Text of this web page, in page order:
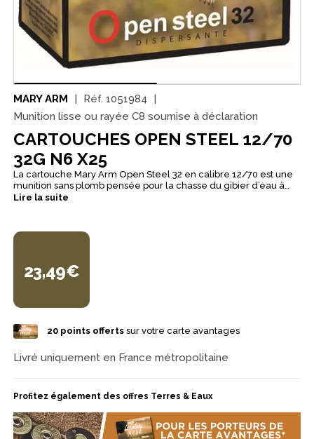
MARY ARM Réf. 1051984
Munition lisse ou rayée C8 soumise à déclaration
CARTOUCHES OPEN STEEL 12/70
32G N6 X25
La cartouche Mary Arm Open Steel 32 en calibre 12/70 est une
munition sans plomb pensée pour la chasse du gibier d’eau à
courte distance. Cette cartouche de substitut HP se distingue par
des oiseaux levés près du poste ou dans des configurations de
tir rapproché. Son chargement de 32 g d’acier associé à une
d’obtenir une dispersion supérieure à celle d’une cartouche
acier classique de même charge. Mary Arm la destine
poses rapprochées. Fabriquée en France, l’Open Steel 32
technique, pensée pour offrir une réponse rapide sur le gibier
d’eau dans les actions de chasse les plus vives. Une solution très
pertinente pour ceux qui privilégient une cartouche acier
dispersante efficace en milieu humide.
Lire la suite
23,49€
20points offertssur votre carte avantages
Livré uniquement en France métropolitaine
Profitez également des offres Terres & Eaux